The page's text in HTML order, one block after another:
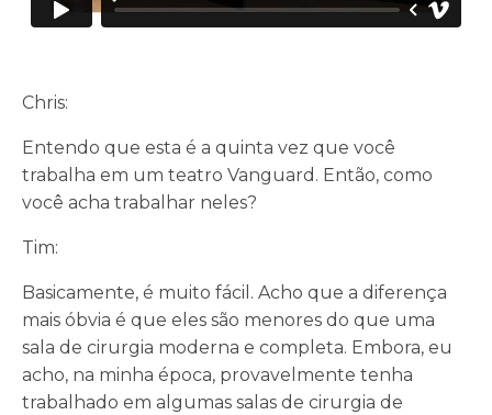
Chris:
Entendo que esta é a quinta vez que você
trabalha em um teatro Vanguard. Então, como
você acha trabalhar neles?
Tim:
Basicamente, é muito fácil. Acho que a diferença
mais óbvia é que eles são menores do que uma
sala de cirurgia moderna e completa. Embora, eu
acho, na minha época, provavelmente tenha
trabalhado em algumas salas de cirurgia de